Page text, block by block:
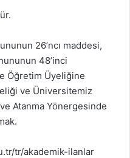
26’ncı maddesi,
48’inci
Öğretim Üyeliğine
ve Üniversitemiz
Atanma Yönergesinde
tr/akademik-ilanlar